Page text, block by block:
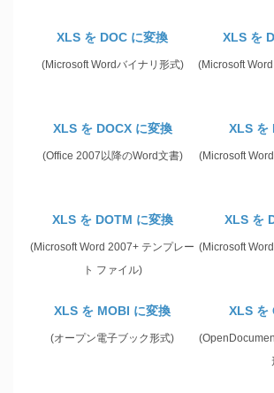
XLS を DOC に変換
(Microsoft Wordバイナリ形式)
XLS を
(Microsoft
XLS を DOCX に変換
(Office 2007以降のWord文書)
XLS を
(Microsoft
XLS を DOTM に変換
(Microsoft Word 2007+ テンプレー
ト ファイル)
XLS を
(Microsoft
XLS を MOBI に変換
(オープン電子ブック形式)
XLS を